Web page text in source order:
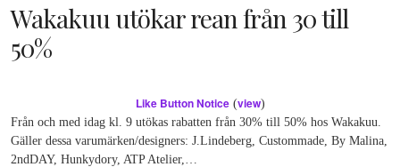
Wakakuu utökar rean från 30 till
50%
Like Button Notice(view)
Från och med idag kl. 9 utökas rabatten från 30% till 50% hos Wakakuu.
Gäller dessa varumärken/designers: J.Lindeberg, Custommade, By Malina,
2ndDAY, Hunkydory, ATP Atelier,…